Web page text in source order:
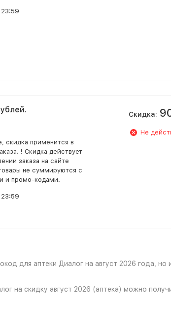
23:59
скидка применится в
! Скидка действует
заказа на сайте
не суммируются с
и промо-кодами.
23:59
Скидка:
Не
для аптеки Диалог на август 2026 года, но
на скидку август 2026 (аптека) можно